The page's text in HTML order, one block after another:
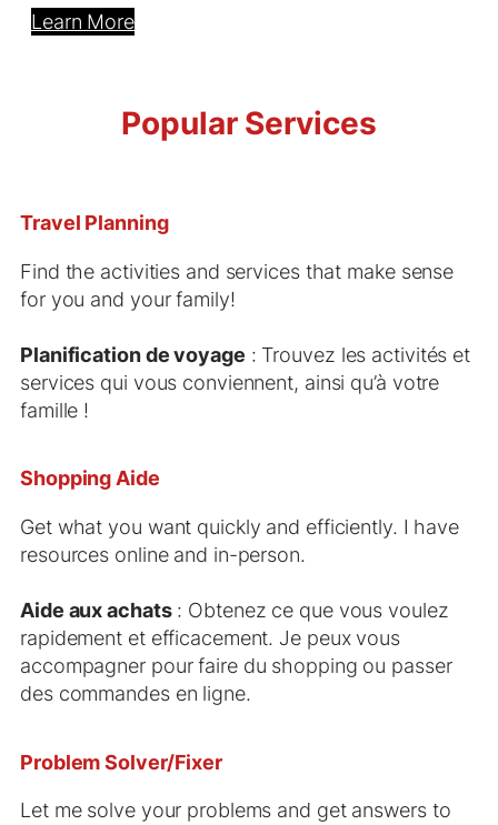
Learn More
Popular Services
Travel Planning
Find the activities and services that make sense
for you and your family!
Planification de voyage : Trouvez les activités et
services qui vous conviennent, ainsi qu’à votre
famille !
Shopping Aide
Get what you want quickly and efficiently. I have
resources online and in-person.
Aide aux achats: Obtenez ce que vous voulez
rapidement et efficacement. Je peux vous
accompagner pour faire du shopping ou passer
des commandes en ligne.
Problem Solver/Fixer
Let me solve your problems and get answers to